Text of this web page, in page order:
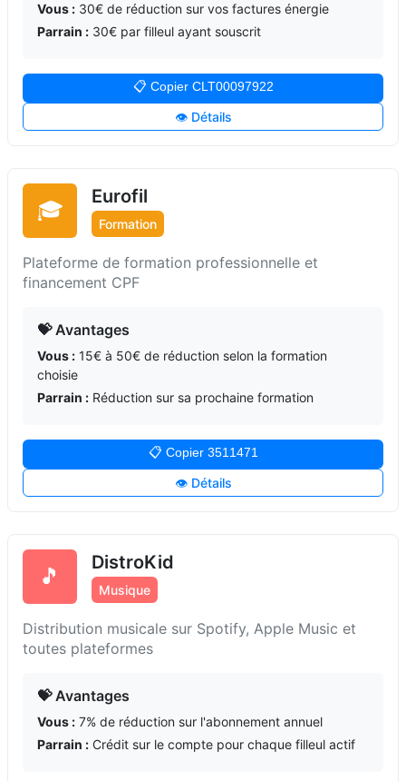
Vous : 30€ de réduction sur vos factures énergie
Parrain : 30€ par filleul ayant souscrit
📋 Copier CLT00097922
👁️ Détails
🎓
Eurofil
Formation
Plateforme de formation professionnelle et
financement CPF
💝 Avantages
Vous : 15€ à 50€ de réduction selon la formation
choisie
Parrain : Réduction sur sa prochaine formation
📋 Copier 3511471
👁️ Détails
🎵
DistroKid
Musique
Distribution musicale sur Spotify, Apple Music et
toutes plateformes
💝 Avantages
Vous : 7% de réduction sur l'abonnement annuel
Parrain : Crédit sur le compte pour chaque filleul actif